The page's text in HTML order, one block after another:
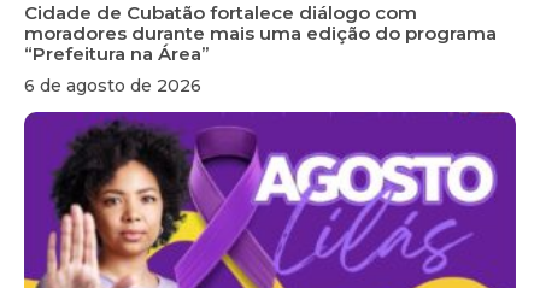
Cidade de Cubatão fortalece diálogo com
moradores durante mais uma edição do programa
“Prefeitura na Área”
6 de agosto de 2026